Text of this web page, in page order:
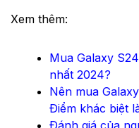
Xem thêm:
Mua Galaxy
nhất 2024?
Nên mua
Điểm khác biệt
Đánh giá của